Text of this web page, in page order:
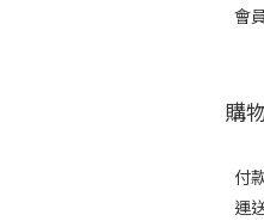
會
購
付
運